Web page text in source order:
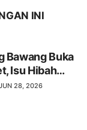
INI
Bawang Buka
Isu Hibah
28, 2026